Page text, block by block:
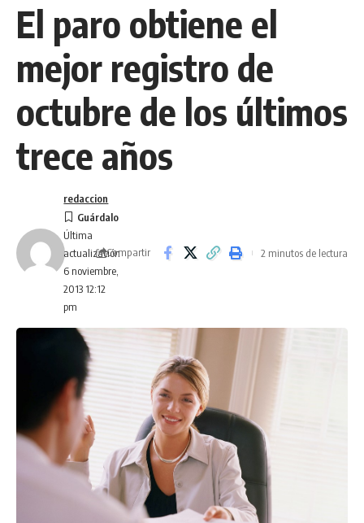
El paro obtiene el
mejor registro de
octubre de los últimos
trece años
Última
actualización
6 noviembre,
2013 12:12
pm
redaccion
Compartir 2 minutos de lectura